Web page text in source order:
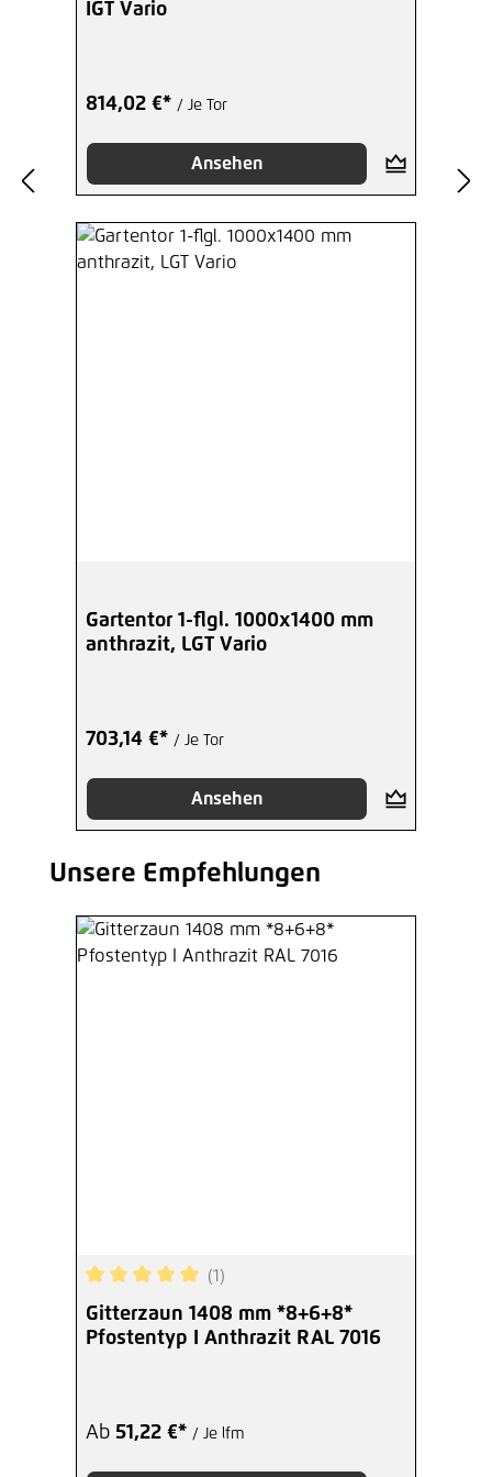
IGT Vario
814,02 €* / Je Tor
Ansehen
Gartentor 1-flgl. 1000x1400 mm
anthrazit, LGT Vario
703,14 €* / Je Tor
Ansehen
Produktgalerie überspringen
Unsere Empfehlungen
Durchschnittliche Bewertung von 5 von 5
(1)
Gitterzaun 1408 mm *8+6+8*
Pfostentyp I Anthrazit RAL 7016
Ab 51,22 €* / Je lfm